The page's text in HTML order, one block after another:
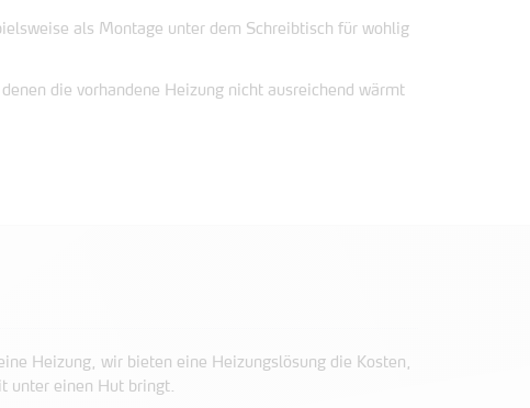
als Montage unter dem Schreibtisch für wohlig
die vorhandene Heizung nicht ausreichend wärmt
Heizung, wir bieten eine Heizungslösung die Kosten,
unter einen Hut bringt.